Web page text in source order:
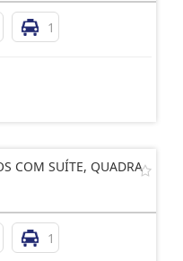
1
COM SUÍTE, QUADRA
1